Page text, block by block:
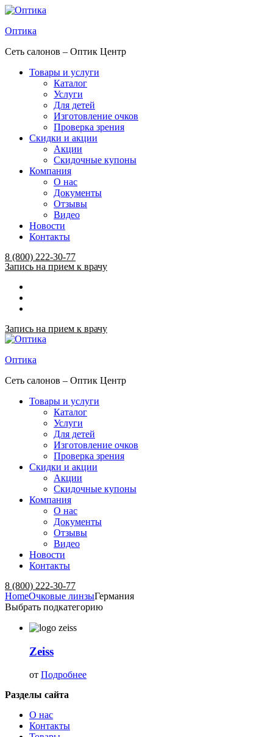
Оптика
Сеть салонов – Оптик Центр
Товары и услуги
Каталог
Услуги
Для детей
Изготовление очков
Проверка зрения
Скидки и акции
Акции
Скидочные купоны
Компания
О нас
Документы
Отзывы
Видео
Новости
Контакты
Menu
8 (800) 222-30-77
Запись на прием к врачу
Запись на прием к врачу
Оптика
Сеть салонов – Оптик Центр
Товары и услуги
Каталог
Услуги
Для детей
Изготовление очков
Проверка зрения
Скидки и акции
Акции
Скидочные купоны
Компания
О нас
Документы
Отзывы
Видео
Новости
Контакты
Menu
8 (800) 222-30-77
HomeОчковые линзыГермания
Выбрать подкатегорию
Zeiss
от Подробнее
Разделы сайта
О нас
Контакты